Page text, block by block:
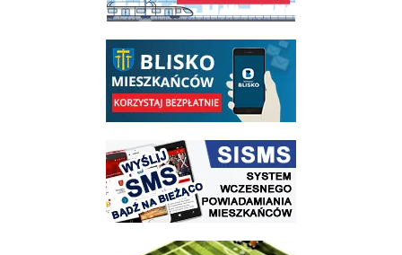
link do opisu aplikacji - BLISKO, Gmina Wieliczka w aplikacji Blisko
link do strony systemu wczesnego ostrzegania mieszkańców SISMS
link do opisu projektu Wielickie Orliki